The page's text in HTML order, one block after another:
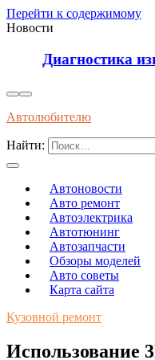
Перейти к содержимому
Новости
Диагностика
Автолюбителю
Найти:
Автоновости
Авто ремонт
Автоэлектрика
Автотюнинг
Автозапчасти
Обзоры моделей
Авто советы
Карта сайта
Кузовной ремонт
Использование